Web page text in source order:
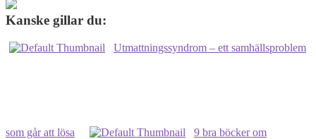
Kanske gillar du:
Utmattningssyndrom – ett samhällsproblem
som går att lösa 9 bra böcker om